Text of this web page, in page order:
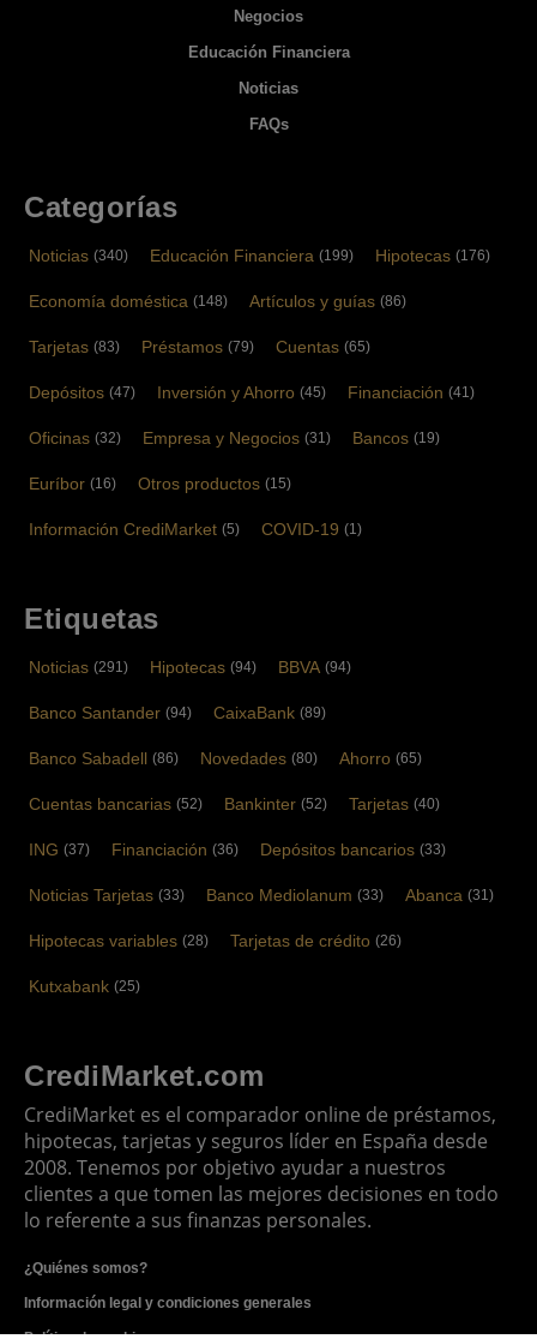
Negocios
Educación Financiera
Noticias
FAQs
Categorías
Noticias (340) Educación Financiera (199) Hipotecas (176)
Economía doméstica (148) Artículos y guías (86)
Tarjetas (83) Préstamos (79) Cuentas (65)
Depósitos (47) Inversión y Ahorro (45) Financiación (41)
Oficinas (32) Empresa y Negocios (31) Bancos (19)
Euríbor (16) Otros productos (15)
Información CrediMarket (5) COVID-19 (1)
Etiquetas
Noticias (291) Hipotecas (94) BBVA (94)
Banco Santander (94) CaixaBank (89)
Banco Sabadell (86) Novedades (80) Ahorro (65)
Cuentas bancarias (52) Bankinter (52) Tarjetas (40)
ING (37) Financiación (36) Depósitos bancarios (33)
Noticias Tarjetas (33) Banco Mediolanum (33) Abanca (31)
Hipotecas variables (28) Tarjetas de crédito (26)
Kutxabank (25)
CrediMarket.com
CrediMarket es el comparador online de préstamos,
hipotecas, tarjetas y seguros líder en España desde
2008. Tenemos por objetivo ayudar a nuestros
clientes a que tomen las mejores decisiones en todo
lo referente a sus finanzas personales.
¿Quiénes somos?
Información legal y condiciones generales